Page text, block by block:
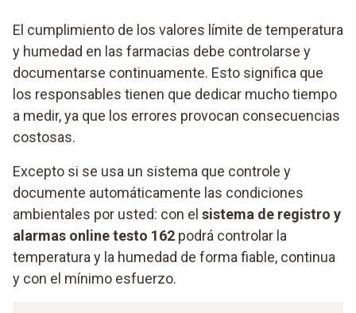
El cumplimiento de los valores límite de temperatura
y humedad en las farmacias debe controlarse y
documentarse continuamente. Esto significa que
los responsables tienen que dedicar mucho tiempo
a medir, ya que los errores provocan consecuencias
costosas.
Excepto si se usa un sistema que controle y
documente automáticamente las condiciones
ambientales por usted: con el sistema de registro y
alarmas online testo 162 podrá controlar la
temperatura y la humedad de forma fiable, continua
y con el mínimo esfuerzo.